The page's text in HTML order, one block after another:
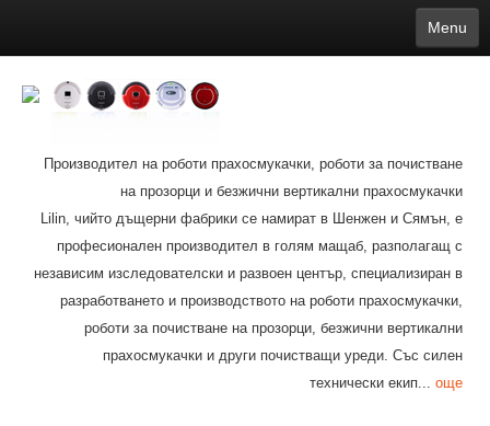
Menu
Deutsch
Português 日本語
Suomi
Hrvatski Română Mongolian bāṅlā Norsk
Türkçe
india Tiếng Việt íslenska Estonia
Bulgarian
Ukrainian Slovenčina
Производител на роботи прахосмукачки, роботи за почистване
на прозорци и безжични вертикални прахосмукачки
Lilin, чийто дъщерни фабрики се намират в Шенжен и Сямън, е
професионален производител в голям мащаб, разполагащ с
независим изследователски и развоен център, специализиран в
разработването и производството на роботи прахосмукачки,
роботи за почистване на прозорци, безжични вертикални
прахосмукачки и други почистващи уреди. Със силен
технически екип... още